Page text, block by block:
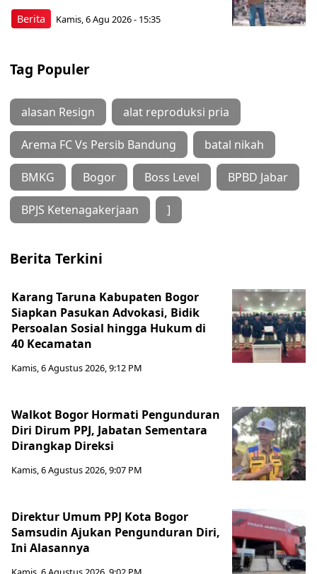
Berita Kamis, 6 Agu 2026 - 15:35
Tag Populer
alasan Resign alat reproduksi pria
Arema FC Vs Persib Bandung batal nikah
BMKG Bogor Boss Level BPBD Jabar
BPJS Ketenagakerjaan ]
Berita Terkini
Karang Taruna Kabupaten Bogor
Siapkan Pasukan Advokasi, Bidik
Persoalan Sosial hingga Hukum di
40 Kecamatan
Kamis, 6 Agustus 2026, 9:12 PM
Walkot Bogor Hormati Pengunduran
Diri Dirum PPJ, Jabatan Sementara
Dirangkap Direksi
Kamis, 6 Agustus 2026, 9:07 PM
Direktur Umum PPJ Kota Bogor
Samsudin Ajukan Pengunduran Diri,
Ini Alasannya